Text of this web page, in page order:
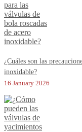
¿Cuáles son las
inoxidable?
16 January 2026